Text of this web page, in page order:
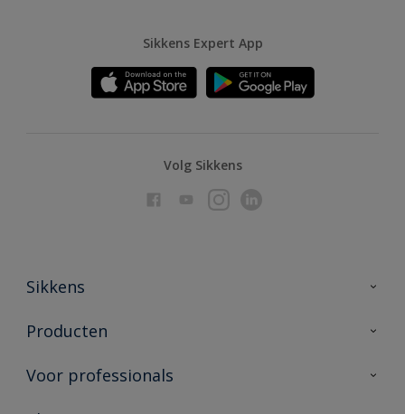
Sikkens Expert App
Volg Sikkens
Sikkens
Over Sikkens
Duurzaamheid
Producten
Producten voor binnen
Voor professionals